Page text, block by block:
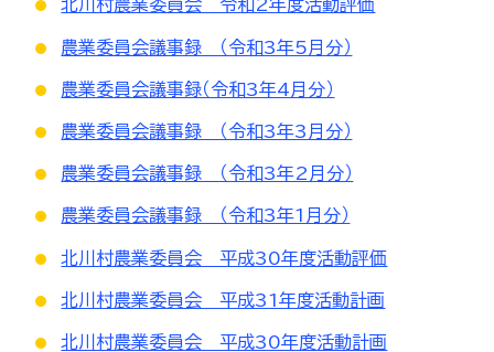
北川村農業委員会 令和2年度活動評価
農業委員会議事録 （令和3年5月分）
農業委員会議事録（令和3年4月分）
農業委員会議事録 （令和3年3月分）
農業委員会議事録 （令和3年2月分）
農業委員会議事録 （令和3年1月分）
北川村農業委員会 平成30年度活動評価
北川村農業委員会 平成31年度活動計画
北川村農業委員会 平成30年度活動計画